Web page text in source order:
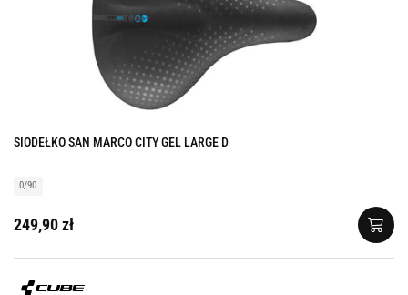
SIODEŁKO SAN MARCO CITY GEL LARGE D
0/90
249,90 zł